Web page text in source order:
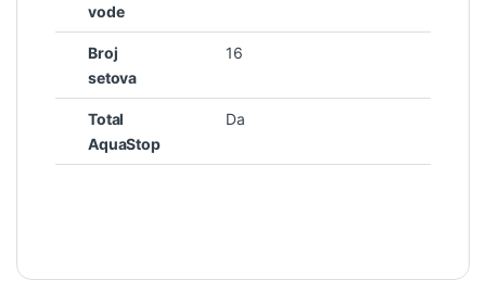
vode
Broj
setova
16
Total
AquaStop
Da